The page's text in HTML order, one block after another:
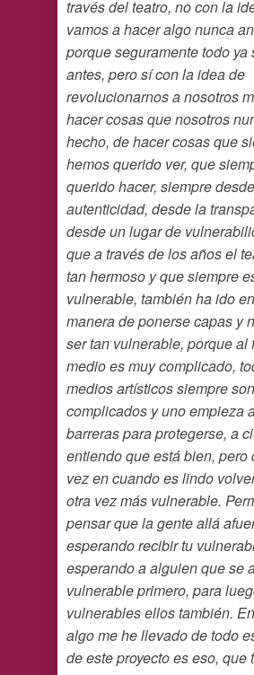
través del teatro, no con la
vamos a hacer algo nunca
porque seguramente todo ya
antes, pero sí con la idea de
revolucionarnos a nosotros
hacer cosas que nosotros
hecho, de hacer cosas que
hemos querido ver, que
querido hacer, siempre
autenticidad, desde la
desde un lugar de
que a través de los años el
tan hermoso y que siempre
vulnerable, también ha ido
manera de ponerse capas y
ser tan vulnerable, porque al
medio es muy complicado,
medios artísticos siempre
complicados y uno empieza
barreras para protegerse, a
entiendo que está bien, pero
vez en cuando es lindo
otra vez más vulnerable.
pensar que la gente allá
esperando recibir tu
esperando a alguien que se
vulnerable primero, para
vulnerables ellos también.
algo me he llevado de todo
de este proyecto es eso, que